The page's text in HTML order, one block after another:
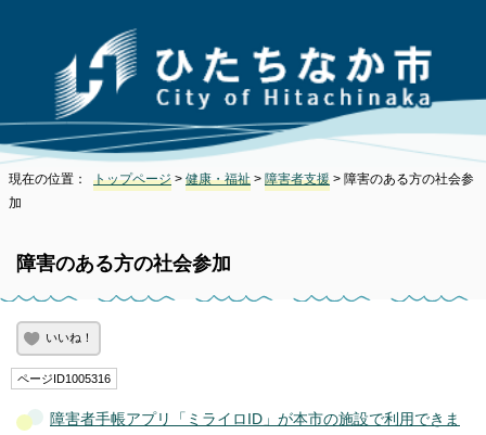
現在の位置： トップページ > 健康・福祉 > 障害者支援 > 障害のある方の社会参
加
障害のある方の社会参加
いいね！
ページID1005316
障害者手帳アプリ「ミライロID」が本市の施設で利用できま